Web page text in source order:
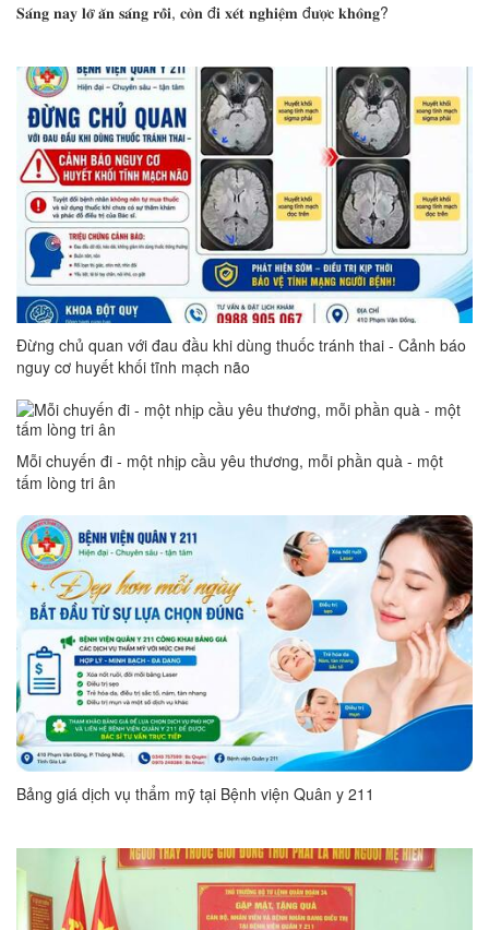
𝐒𝐚́𝐧𝐠 𝐧𝐚𝐲 𝐥𝐨̛̃ 𝐚̆𝐧 𝐬𝐚́𝐧𝐠 𝐫𝐨̂̀𝐢, 𝐜𝐨̀𝐧 đ𝐢 𝐱𝐞́𝐭 𝐧𝐠𝐡𝐢𝐞̣̂𝐦 đ𝐮̛𝐨̛̣𝐜 𝐤𝐡𝐨̂𝐧𝐠?
Đừng chủ quan với đau đầu khi dùng thuốc tránh thai - Cảnh báo
nguy cơ huyết khối tĩnh mạch não
Mỗi chuyến đi - một nhịp cầu yêu thương, mỗi phần quà - một
tấm lòng tri ân
Bảng giá dịch vụ thẩm mỹ tại Bệnh viện Quân y 211